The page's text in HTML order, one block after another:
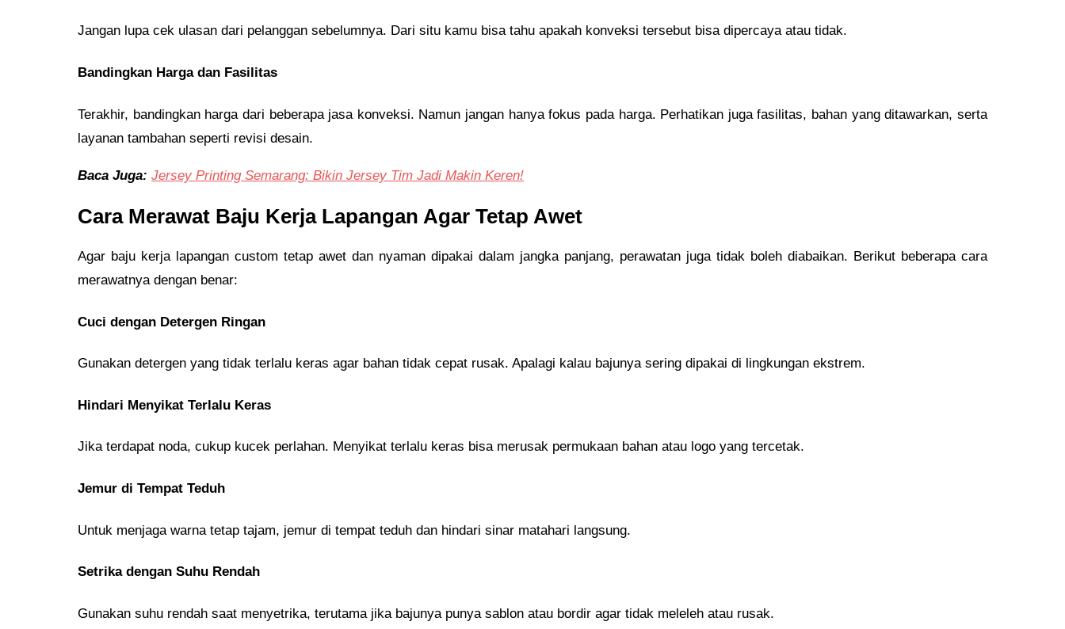
Jangan lupa cek ulasan dari pelanggan sebelumnya. Dari situ kamu bisa tahu apakah konveksi tersebut bisa dipercaya atau tidak.
Bandingkan Harga dan Fasilitas
Terakhir, bandingkan harga dari beberapa jasa konveksi. Namun jangan hanya fokus pada harga. Perhatikan juga fasilitas, bahan yang ditawarkan, serta
layanan tambahan seperti revisi desain.
Baca Juga: Jersey Printing Semarang: Bikin Jersey Tim Jadi Makin Keren!
Cara Merawat Baju Kerja Lapangan Agar Tetap Awet
Agar baju kerja lapangan custom tetap awet dan nyaman dipakai dalam jangka panjang, perawatan juga tidak boleh diabaikan. Berikut beberapa cara
merawatnya dengan benar:
Cuci dengan Detergen Ringan
Gunakan detergen yang tidak terlalu keras agar bahan tidak cepat rusak. Apalagi kalau bajunya sering dipakai di lingkungan ekstrem.
Hindari Menyikat Terlalu Keras
Jika terdapat noda, cukup kucek perlahan. Menyikat terlalu keras bisa merusak permukaan bahan atau logo yang tercetak.
Jemur di Tempat Teduh
Untuk menjaga warna tetap tajam, jemur di tempat teduh dan hindari sinar matahari langsung.
Setrika dengan Suhu Rendah
Gunakan suhu rendah saat menyetrika, terutama jika bajunya punya sablon atau bordir agar tidak meleleh atau rusak.